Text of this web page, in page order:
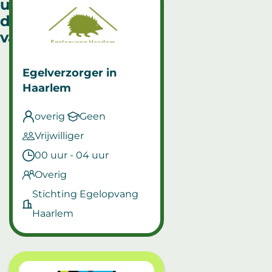
uitgelichte
duurzame
vacatures
Egelverzorger in
Haarlem
overig
Geen
Vrijwilliger
00 uur - 04 uur
Overig
Stichting Egelopvang
Haarlem